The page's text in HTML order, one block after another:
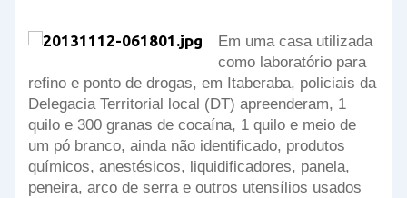
Em uma casa utilizada
como laboratório para
refino e ponto de drogas, em Itaberaba, policiais da
Delegacia Territorial local (DT) apreenderam, 1
quilo e 300 granas de cocaína, 1 quilo e meio de
um pó branco, ainda não identificado, produtos
químicos, anestésicos, liquidificadores, panela,
peneira, arco de serra e outros utensílios usados